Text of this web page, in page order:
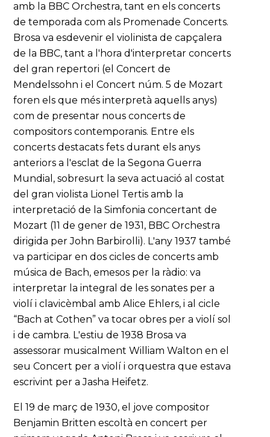
amb la BBC Orchestra, tant en els concerts
de temporada com als Promenade Concerts.
Brosa va esdevenir el violinista de capçalera
de la BBC, tant a l'hora d'interpretar concerts
del gran repertori (el Concert de
Mendelssohn i el Concert núm. 5 de Mozart
foren els que més interpretà aquells anys)
com de presentar nous concerts de
compositors contemporanis. Entre els
concerts destacats fets durant els anys
anteriors a l'esclat de la Segona Guerra
Mundial, sobresurt la seva actuació al costat
del gran violista Lionel Tertis amb la
interpretació de la Simfonia concertant de
Mozart (11 de gener de 1931, BBC Orchestra
dirigida per John Barbirolli). L'any 1937 també
va participar en dos cicles de concerts amb
música de Bach, emesos per la ràdio: va
interpretar la integral de les sonates per a
violí i clavicèmbal amb Alice Ehlers, i al cicle
“Bach at Cothen” va tocar obres per a violí sol
i de cambra. L'estiu de 1938 Brosa va
assessorar musicalment William Walton en el
seu Concert per a violí i orquestra que estava
escrivint per a Jasha Heifetz.
El 19 de març de 1930, el jove compositor
Benjamin Britten escoltà en concert per